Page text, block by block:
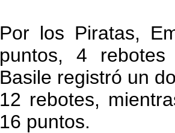
Por los Piratas,
puntos, 4
Basile registró un
12 rebotes,
16 puntos.